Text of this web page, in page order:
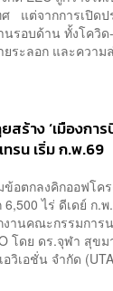
แต่จากการเปิดป
รอบด้าน ทั้งโควิ
ะลอก และความ
ร้าง ‘เมืองการ
รน เริ่ม ก.พ.69
ข้อตกลงคิกออฟโ
ไร่ ดีเดย์ ก
านคณะกรรมการ
โดย ดร.จุฬา สุข
วิเอชั่น จำกัด